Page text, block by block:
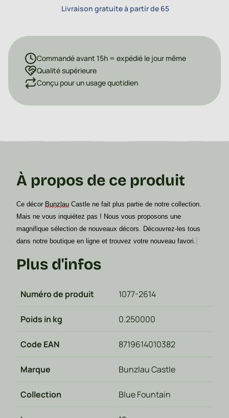
Livraison gratuite à partir de 65
Commandé avant 15h = expédié le jour même
Qualité supérieure
Conçu pour un usage quotidien
À propos de ce produit
Ce décor Bunzlau Castle ne fait plus partie de notre collection.
Mais ne vous inquiétez pas ! Nous vous proposons une
magnifique sélection de nouveaux décors. Découvrez-les tous
dans notre boutique en ligne et trouvez votre nouveau favori.
Plus d'infos
Numéro de produit 1077-2614
Poids in kg 0.250000
Code EAN 8719614010382
Marque Bunzlau Castle
Collection Blue Fountain